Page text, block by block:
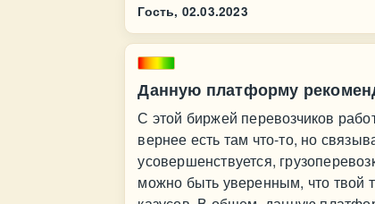
Гость, 02.03.2023
Данную платформу
С этой биржей перевозчиков
вернее есть там что-то, но
усовершенствуется,
можно быть уверенным, что твой